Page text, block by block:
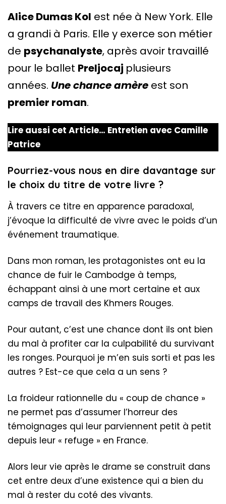
Alice Dumas Kol est née à New York. Elle
a grandi à Paris. Elle y exerce son métier
de psychanalyste, après avoir travaillé
pour le ballet Preljocaj plusieurs
années. Une chance amère est son
premier roman.
Lire aussi cet Article… Entretien avec Camille
Patrice
Pourriez-vous nous en dire davantage sur
le choix du titre de votre livre ?
À travers ce titre en apparence paradoxal,
j’évoque la difficulté de vivre avec le poids d’un
événement traumatique.
Dans mon roman, les protagonistes ont eu la
chance de fuir le Cambodge à temps,
échappant ainsi à une mort certaine et aux
camps de travail des Khmers Rouges.
Pour autant, c’est une chance dont ils ont bien
du mal à profiter car la culpabilité du survivant
les ronges. Pourquoi je m’en suis sorti et pas les
autres ? Est-ce que cela a un sens ?
La froideur rationnelle du « coup de chance »
ne permet pas d’assumer l’horreur des
témoignages qui leur parviennent petit à petit
depuis leur « refuge » en France.
Alors leur vie après le drame se construit dans
cet entre deux d’une existence qui a bien du
mal à rester du coté des vivants.